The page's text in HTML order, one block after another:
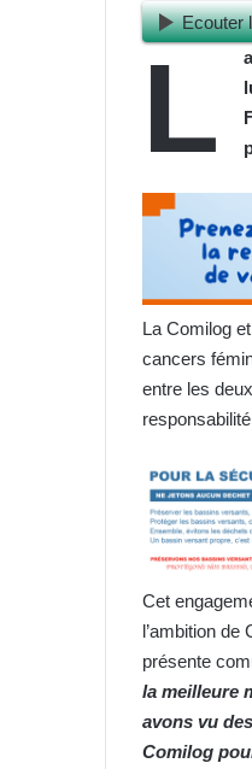
Ecouter
L
La Comilog
cancers
entre les
Cet
l’ambition
présente
la meilleure
avons vu
Comilog